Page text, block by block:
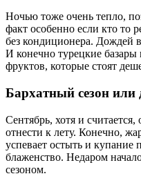
Ночью тоже очень тепло,
факт особенно если кто то
без кондиционера. Дождей
И конечно турецкие
фруктов, которые стоят
Бархатный сезон или
Сентябрь, хотя и
отнести к лету. Конечно,
успевает остыть и купание
блаженство. Недаром
сезоном.